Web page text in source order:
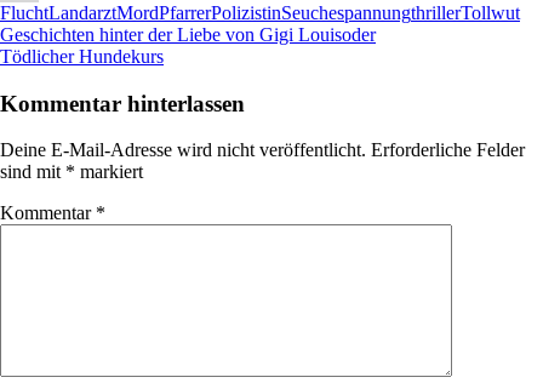
Teilen
FluchtLandarztMordPfarrerPolizistinSeuchespannungthrillerTollwut
Beitragsnavigation
Vorheriger
Beitrag:
Geschichten hinter der Liebe von Gigi Louisoder
Nächster
Tödlicher Hundekurs
Kommentar hinterlassen
Deine E-Mail-Adresse wird nicht veröffentlicht. Erforderliche Felder
sind mit * markiert
Kommentar *